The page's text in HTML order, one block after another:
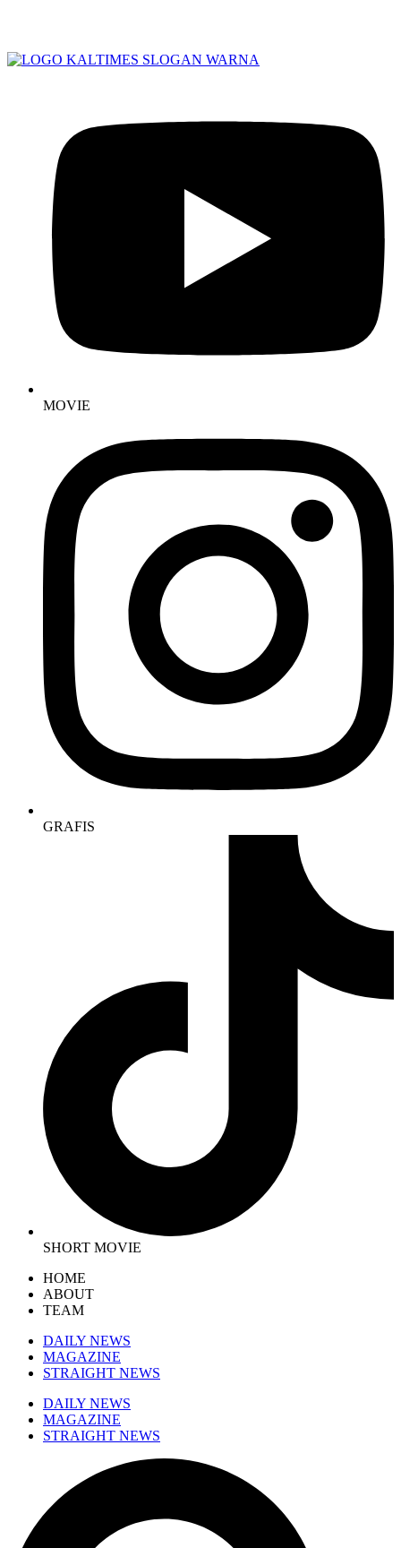
MOVIE
GRAFIS
SHORT MOVIE
HOME
ABOUT
TEAM
DAILY NEWS
MAGAZINE
STRAIGHT NEWS
DAILY NEWS
MAGAZINE
STRAIGHT NEWS